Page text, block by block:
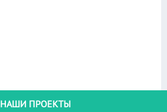
НАШИ ПРОЕКТЫ